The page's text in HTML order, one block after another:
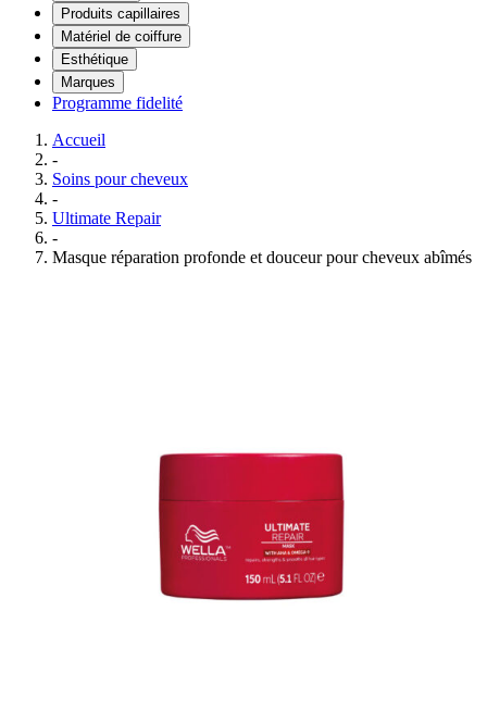
Produits capillaires
Matériel de coiffure
Esthétique
Marques
Programme fidelité
Accueil
-
Soins pour cheveux
-
Ultimate Repair
-
Masque réparation profonde et douceur pour cheveux abîmés